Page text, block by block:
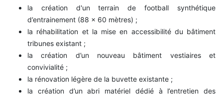
la création d'un terrain de football synthétique
d’entrainement (88 x 60 mètres) ;
la réhabilitation et la mise en accessibilité du bâtiment
tribunes existant ;
la création d’un nouveau bâtiment vestiaires et
convivialité ;
la rénovation légère de la buvette existante ;
la création d’un abri matériel dédié à l’entretien des